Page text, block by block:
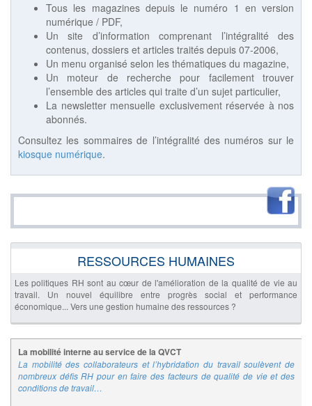
Tous les magazines depuis le numéro 1 en version
numérique / PDF,
Un site d’information comprenant l’intégralité des
contenus, dossiers et articles traités depuis 07-2006,
Un menu organisé selon les thématiques du magazine,
Un moteur de recherche pour facilement trouver
l’ensemble des articles qui traite d’un sujet particulier,
La newsletter mensuelle exclusivement réservée à nos
abonnés.
Consultez les sommaires de l’intégralité des numéros sur le
kiosque numérique.
RESSOURCES HUMAINES
Les politiques RH sont au cœur de l'amélioration de la qualité de vie au
travail. Un nouvel équilibre entre progrès social et performance
économique... Vers une gestion humaine des ressources ?
La mobilité interne au service de la QVCT
La mobilité des collaborateurs et l’hybridation du travail soulèvent de
nombreux défis RH pour en faire des facteurs de qualité de vie et des
conditions de travail…